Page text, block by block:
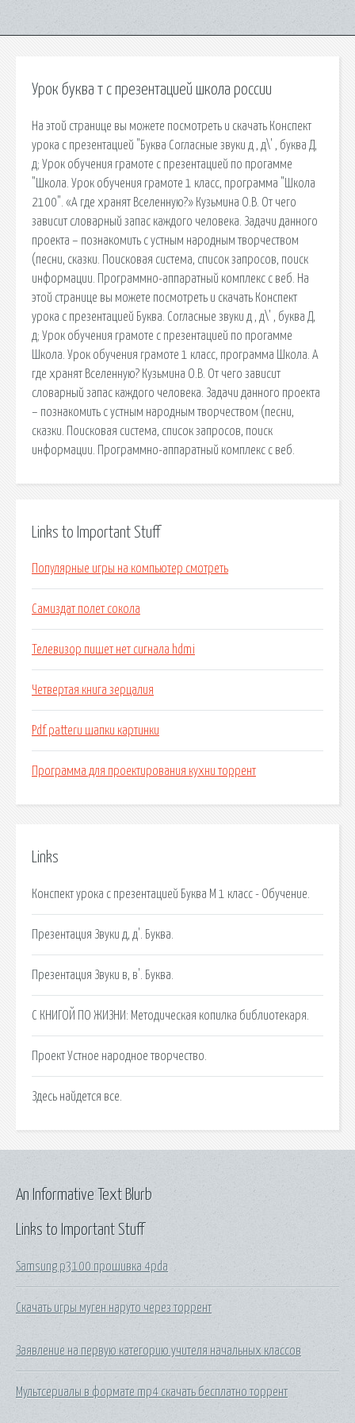
Урок буква т с презентацией школа россии
На этой странице вы можете посмотреть и скачать Конспект
урока с презентацией "Буква Согласные звуки д , д\' , буква Д,
д; Урок обучения грамоте с презентацией по прогамме
"Школа. Урок обучения грамоте 1 класс, программа "Школа
2100". «А где хранят Вселенную?» Кузьмина О.В. От чего
зависит словарный запас каждого человека. Задачи данного
проекта – познакомить с устным народным творчеством
(песни, сказки. Поисковая сиcтема, список запросов, поиск
информации. Программно-аппаратный комплекс с веб. На
этой странице вы можете посмотреть и скачать Конспект
урока с презентацией Буква. Согласные звуки д , д\' , буква Д,
д; Урок обучения грамоте с презентацией по прогамме
Школа. Урок обучения грамоте 1 класс, программа Школа. А
где хранят Вселенную? Кузьмина О.В. От чего зависит
словарный запас каждого человека. Задачи данного проекта
– познакомить с устным народным творчеством (песни,
сказки. Поисковая сиcтема, список запросов, поиск
информации. Программно-аппаратный комплекс с веб.
Links to Important Stuff
Популярные игры на компьютер смотреть
Самиздат полет сокола
Телевизор пишет нет сигнала hdmi
Четвертая книга зерцалия
Pdf patteru шапки картинки
Программа для проектирования кухни торрент
Links
Конспект урока с презентацией Буква М 1 класс - Обучение.
Презентация Звуки д, д'. Буква.
Презентация Звуки в, в'. Буква.
С КНИГОЙ ПО ЖИЗНИ: Методическая копилка библиотекаря.
Проект Устное народное творчество.
Здесь найдется все.
Links to Important Stuff
Samsung p3100 прошивка 4pda
Скачать игры муген наруто через торрент
Заявление на первую категорию учителя начальных классов
Мультсериалы в формате mp4 скачать бесплатно торрент
An Informative Text Blurb